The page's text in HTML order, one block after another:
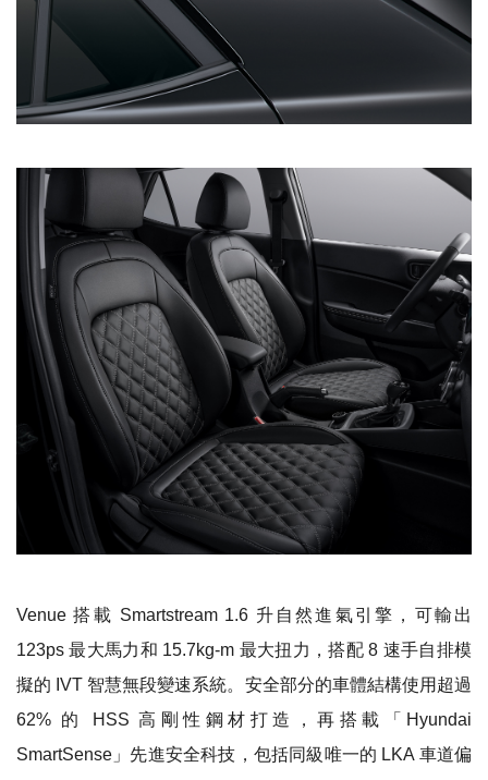
Venue搭載 Smartstream 1.6 升自然進氣引擎，可輸出
123ps 最大馬力和 15.7kg-m 最大扭力，搭配 8 速手自排模
擬的 IVT 智慧無段變速系統。安全部分的車體結構使用超過
62% 的 HSS 高剛性鋼材打造，再搭載「Hyundai
SmartSense」先進安全科技，包括同級唯一的 LKA 車道偏